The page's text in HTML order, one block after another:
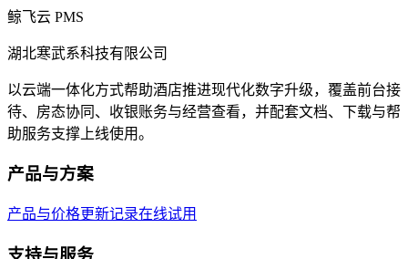
鲸飞云 PMS
湖北寒武系科技有限公司
以云端一体化方式帮助酒店推进现代化数字升级，覆盖前台接
待、房态协同、收银账务与经营查看，并配套文档、下载与帮
助服务支撑上线使用。
产品与方案
产品与价格更新记录在线试用
支持与服务